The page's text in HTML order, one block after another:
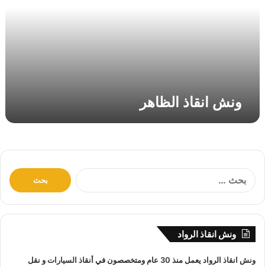
ر
ونش انقاذ الظاهر
:
ونش انقاذ الرواد
ونش انقاذ الرواد يعمل منذ 30 عام ومتخصصون في أنقاذ السياراتو نقل